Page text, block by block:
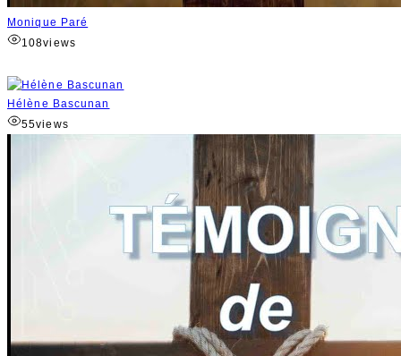
Monique Paré
108views
Hélène Bascunan
55views